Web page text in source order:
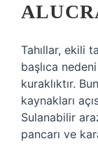
Tahıllar, ekili
başlıca
kuraklıktır.
kaynakları
Sulanabilir
pancarı ve